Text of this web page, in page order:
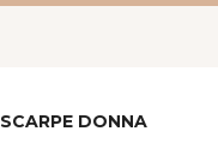
SCARPE DONNA